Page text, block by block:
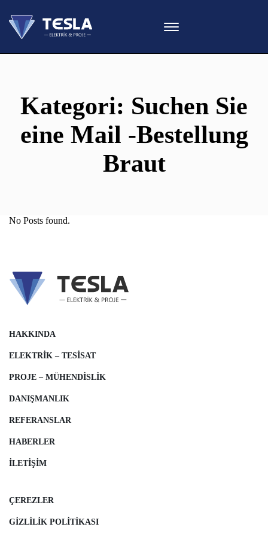
Kategori: Suchen Sie
eine Mail -Bestellung
Braut
No Posts found.
HAKKINDA
ELEKTRIK – TESISAT
PROJE – MÜHENDISLIK
DANIŞMANLIK
REFERANSLAR
HABERLER
İLETIŞIM
ÇEREZLER
GIZLILIK POLITIKASI